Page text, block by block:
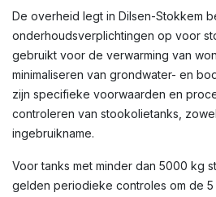
De overheid legt in Dilsen-Stokkem
onderhoudsverplichtingen op voor
gebruikt voor de verwarming van
minimaliseren van grondwater- en
zijn specifieke voorwaarden en
controleren van stookolietanks,
ingebruikname.
Voor tanks met minder dan 5000 kg
gelden periodieke controles om de